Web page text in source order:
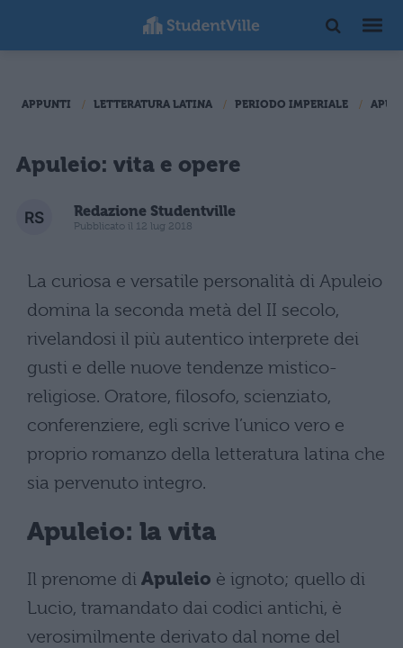
APPUNTI LETTERATURA LATINA PERIODO IMPERIALE
Apuleio: vita e opere
Redazione Studentville
Pubblicato il 12 lug 2018
La curiosa e versatile personalità di Apuleio
domina la seconda metà del II secolo,
rivelandosi il più autentico interprete dei
gusti e delle nuove tendenze mistico-
religiose. Oratore, filosofo, scienziato,
conferenziere, egli scrive l’unico vero e
proprio romanzo della letteratura latina che
sia pervenuto integro.
Apuleio: la vita
Il prenome di Apuleio è ignoto; quello di
Lucio, tramandato dai codici antichi, è
verosimilmente derivato dal nome del